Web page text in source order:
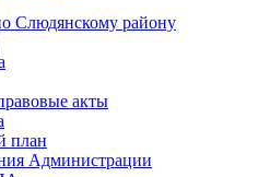
Слюдянскому району
акты
план
Администрации